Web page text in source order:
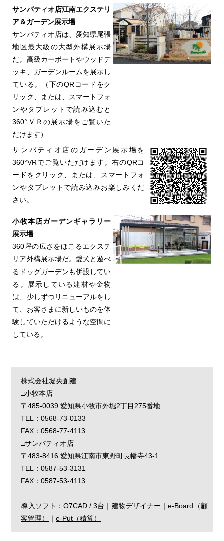
サンパティオ店江南エクステリ
ア＆ガーデン展示場
サンパティオ店は、愛知県尾張
地区最大級の大型外構展示場
だ。高級カーポートやウッドデ
ッキ、ガーデンルームを展示し
ている。（下のQRコードをク
リック、または、スマートフォ
ンやタブレットで読み込むと
360°ＶＲの展示場をご覧いた
だけます）
サンパティオ店のガーデン展示場を
360°VRでご覧いただけます。右のQRコ
ードをクリック、または、スマートフォ
ンやタブレットで読み込みお楽しみくだ
さい。
小牧本店ガーデンギャラリー
展示場
360坪の広さをほこるエクステ
リア外構展示場だ。愛犬と遊べ
るドッグガーデンも併設してい
る。展示している建材や金物
は、少しずつリニューアルをし
て、お客さまに新しいものを体
験していただけるような空間に
している。
株式会社堀央創建
□小牧本店
〒485-0039 愛知県小牧市外堀2丁目275番地
TEL：0568-73-0133
FAX：0568-77-4113
□サンパティオ店
〒483-8416 愛知県江南市東野町長幡寺43-1
TEL：0587-53-3131
FAX：0587-53-4113
導入ソフト：O7CAD / 3台 ｜ 建物デザイナー ｜e-Board（顧
客管理）
｜e-Put（積算）